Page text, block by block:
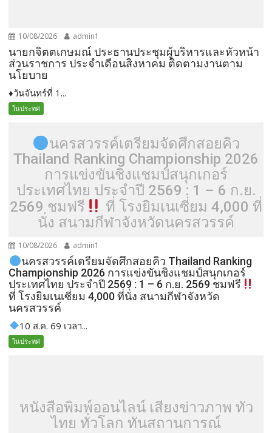
10/08/2026 admin1
นายกจิตตเกษมณ์ ประธานประชุมผู้บริหารและหัวหน้า
ส่วนราชการ ประจำเดือนสิงหาคม ติดตามงานตาม
นโยบาย
♦️วันจันทร์ที่ 1...
ในประทศ
นครสวรรค์เตรียมจัดศึกสอยคิว
Thailand Ranking Championship 2026
การแข่งขันชิงแชมป์สนุกเกอร์
ประเทศไทย ประจำปี 2569 : 1 – 6 ก.ย.
2569 ชมฟรี
ที่ โรงยิมเนเซี่ยม 4,000 ที่
นั่ง สนามกีฬาจังหวัดนครสวรรค์
10/08/2026 admin1
นครสวรรค์เตรียมจัดศึกสอยคิว Thailand Ranking
Championship 2026 การแข่งขันชิงแชมป์สนุกเกอร์
ประเทศไทย ประจำปี 2569 : 1 – 6 ก.ย. 2569 ชมฟรี
ที่ โรงยิมเนเซี่ยม 4,000 ที่นั่ง สนามกีฬาจังหวัด
นครสวรรค์
10 ส.ค. 69 เวลา...
ในประทศ
หนังสือพิมพ์ออนไลน์ เสียงข่าวภาพ ทั่ว
ไทย ทั่วโลก ทันสถานการณ์